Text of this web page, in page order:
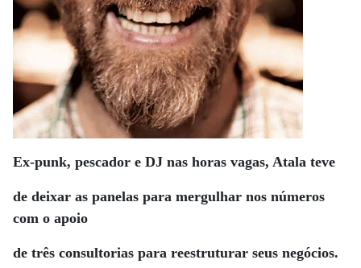
Ex-punk, pescador e DJ nas horas vagas, Atala teve
de deixar as panelas para mergulhar nos números
com o apoio
de três consultorias para reestruturar seus negócios.